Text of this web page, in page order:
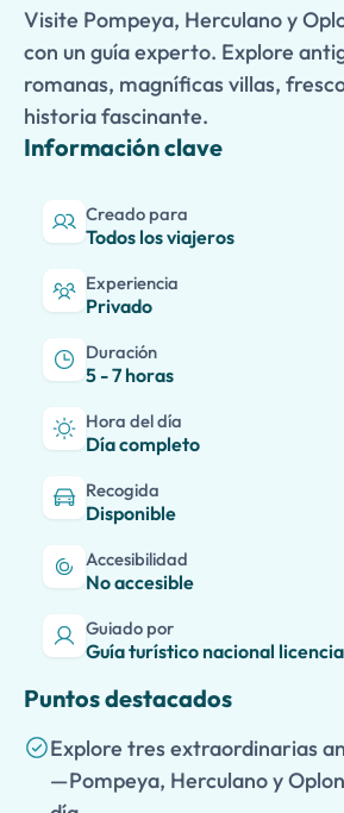
Visite Pompeya, Herculano y
con un guía experto. Explore
romanas, magníficas villas,
historia fascinante.
Información clave
Creado para
Todos los viajeros
Experiencia
Privado
Duración
5 - 7 horas
Hora del día
Día completo
Recogida
Disponible
Accesibilidad
No accesible
Guiado por
Guía turístico nacional
Puntos destacados
Explore tres extraordinarias
—Pompeya, Herculano y